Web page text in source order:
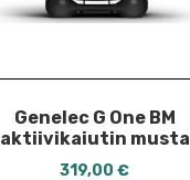
Genelec G One BM
aktiivikaiutin musta
319,00€